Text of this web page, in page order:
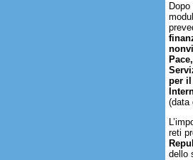
per il
(data
reti
dello